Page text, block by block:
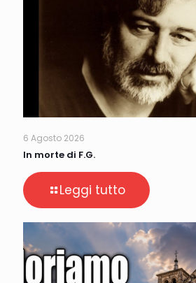
6 Agosto 2026
In morte di F.G.
Leggi tutto